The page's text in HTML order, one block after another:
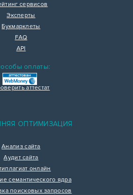
сервисов
Эксперты
Букмарклеты
FAQ
API
оплаты:
аттестат
ОПТИМИЗАЦИЯ
Анализ сайта
Аудит сайта
онлайн
семантического ядра
поисковых запросов